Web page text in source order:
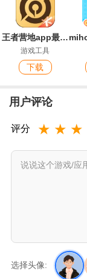
王者营地app最新版
游戏工具
下载
用户评论
评分 ★ ★ ★
选择头像: